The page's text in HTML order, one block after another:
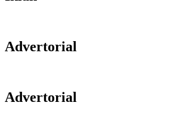
Advertorial
Advertorial